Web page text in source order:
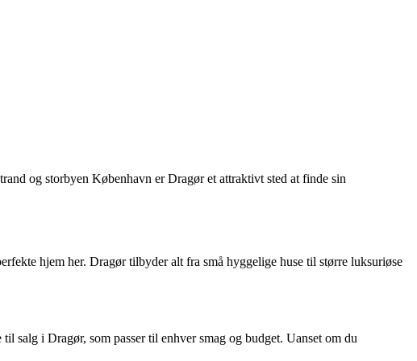
og storbyen København er Dragør et attraktivt sted at finde sin
hjem her. Dragør tilbyder alt fra små hyggelige huse til større luksuriøse
salg i Dragør, som passer til enhver smag og budget. Uanset om du